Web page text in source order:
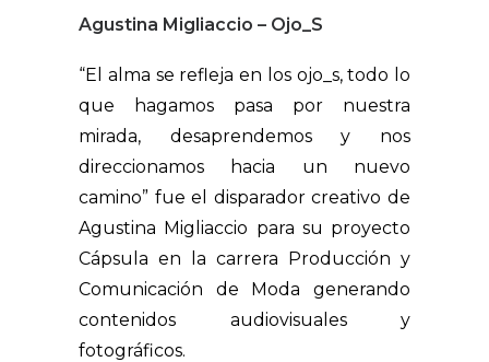
Agustina Migliaccio – Ojo_S
“El alma se refleja en los ojo_s, todo lo
que hagamos pasa por nuestra
mirada, desaprendemos y nos
direccionamos hacia un nuevo
camino” fue el disparadorcreativo de
Agustina Migliaccio para su proyecto
Cápsula en la carrera Producción y
Comunicación de Moda generando
contenidos audiovisuales y
fotográficos.